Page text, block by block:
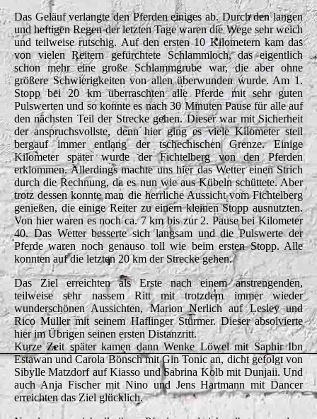
Das Geläuf verlangte den Pferden einiges ab. Durch den langen
und heftigen Regen der letzten Tage waren die Wege sehr weich
und teilweise rutschig. Auf den ersten 10 Kilometern kam das
von vielen Reitern gefürchtete Schlammloch, das eigentlich
schon mehr eine große Schlammgrube war, die aber ohne
größere Schwierigkeiten von allen überwunden wurde. Am 1.
Stopp bei 20 km überraschten alle Pferde mit sehr guten
Pulswerten und so konnte es nach 30 Minuten Pause für alle auf
den nächsten Teil der Strecke gehen. Dieser war mit Sicherheit
der anspruchsvollste, denn hier ging es viele Kilometer steil
bergauf immer entlang der tschechischen Grenze. Einige
Kilometer später wurde der Fichtelberg von den Pferden
erklommen. Allerdings machte uns hier das Wetter einen Strich
durch die Rechnung, da es nun wie aus Kübeln schüttete. Aber
trotz dessen konnte man die herrliche Aussicht vom Fichtelberg
genießen, die einige Reiter zu einem kleinen Stopp ausnutzten.
Von hier waren es noch ca. 7 km bis zur 2. Pause bei Kilometer
40. Das Wetter besserte sich langsam und die Pulswerte der
Pferde waren noch genauso toll wie beim ersten Stopp. Alle
konnten auf die letzten 20 km der Strecke gehen.
Das Ziel erreichten als Erste nach einem anstrengenden,
teilweise sehr nassem Ritt mit trotzdem immer wieder
wunderschönen Aussichten, Marion Nerlich auf Lesley und
Rico Müller mit seinem Haflinger Stürmer. Dieser absolvierte
hier im Übrigen seinen ersten Distanzritt.
Kurze Zeit später kamen dann Wenke Löwel mit Saphir Ibn
Estawan und Carola Bönsch mit Gin Tonic an, dicht gefolgt von
Sibylle Matzdorf auf Kiasso und Sabrina Kolb mit Dunjaii. Und
auch Anja Fischer mit Nino und Jens Hartmann mit Dancer
erreichten das Ziel glücklich.